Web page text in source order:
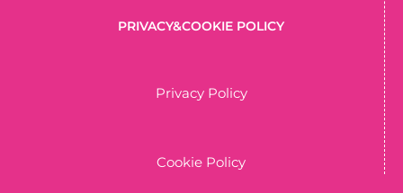
PRIVACY&COOKIE POLICY
Privacy Policy
Cookie Policy